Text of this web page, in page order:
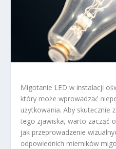
Migotanie LED w instalacji
który może wprowadzać
użytkowania. Aby skutecznie
tego zjawiska, warto zacząć
jak przeprowadzenie
odpowiednich mierników